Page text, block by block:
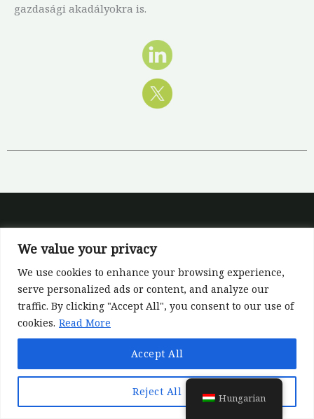
We value your privacy
We use cookies to enhance your browsing experience,
serve personalized ads or content, and analyze our
traffic. By clicking "Accept All", you consent to our use of
cookies. Read More
Reject All
Accept All
gazdasági akadályokra is.
Ez a projekt az Európai Unió Horizont Európa kutatási
számú támogatási megállapodás keretében kapott
támogatást. A kifejtett nézetek és vélemények
azonban kizárólag a szerző(k) sajátjai, és nem
feltétlenül tükrözik az Európai Unió vagy az Európai
Hungarian